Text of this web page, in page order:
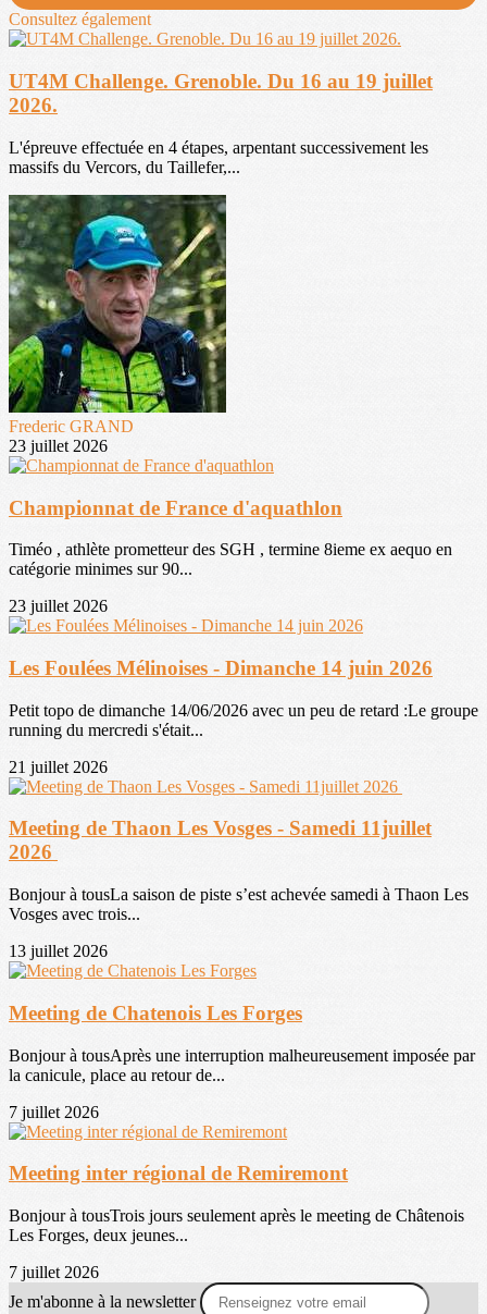
Consultez également
UT4M Challenge. Grenoble. Du 16 au 19 juillet
2026.
L'épreuve effectuée en 4 étapes, arpentant successivement les
massifs du Vercors, du Taillefer,...
Frederic GRAND
23 juillet 2026
Championnat de France d'aquathlon
Timéo , athlète prometteur des SGH , termine 8ieme ex aequo en
catégorie minimes sur 90...
23 juillet 2026
Les Foulées Mélinoises - Dimanche 14 juin 2026
Petit topo de dimanche 14/06/2026 avec un peu de retard :Le groupe
running du mercredi s'était...
21 juillet 2026
Meeting de Thaon Les Vosges - Samedi 11juillet
2026
Bonjour à tousLa saison de piste s’est achevée samedi à Thaon Les
Vosges avec trois...
13 juillet 2026
Meeting de Chatenois Les Forges
Bonjour à tousAprès une interruption malheureusement imposée par
la canicule, place au retour de...
7 juillet 2026
Meeting inter régional de Remiremont
Bonjour à tousTrois jours seulement après le meeting de Châtenois
Les Forges, deux jeunes...
7 juillet 2026
Je m'abonne à la newsletter